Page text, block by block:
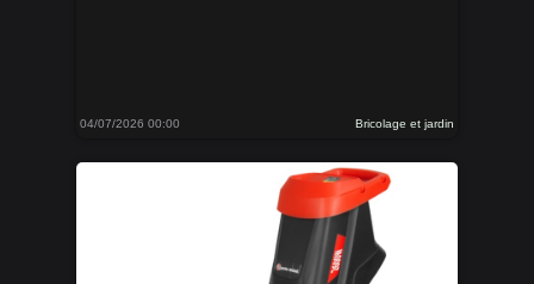
04/07/2026 00:00 Bricolage et jardin